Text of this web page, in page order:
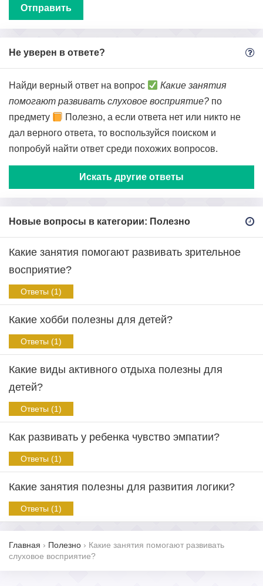
Не уверен в ответе?
Найди верный ответ на вопрос
Какие занятия
помогают развивать слуховое восприятие? по
предмету
Полезно, а если ответа нет или никто не
дал верного ответа, то воспользуйся поиском и
попробуй найти ответ среди похожих вопросов.
Искать другие ответы
Новые вопросы в категории: Полезно
Какие занятия помогают развивать зрительное
восприятие?
Ответы (1)
Какие хобби полезны для детей?
Ответы (1)
Какие виды активного отдыха полезны для
детей?
Ответы (1)
Как развивать у ребенка чувство эмпатии?
Ответы (1)
Какие занятия полезны для развития логики?
Ответы (1)
Главная › Полезно › Какие занятия помогают развивать
слуховое восприятие?